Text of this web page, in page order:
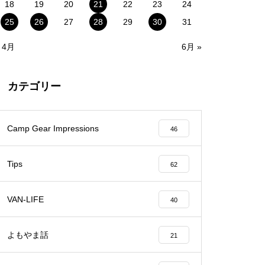
18 19 20 21 22 23
24
25
26 27 28 29 30 31
月 6月 »
カテゴリー
Camp Gear Impressions 46
Tips 62
VAN-LIFE 40
よもやま話 21